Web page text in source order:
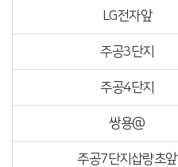
LG전자앞
주공3단지
주공4단지
쌍용@
주공7단지삽량초앞